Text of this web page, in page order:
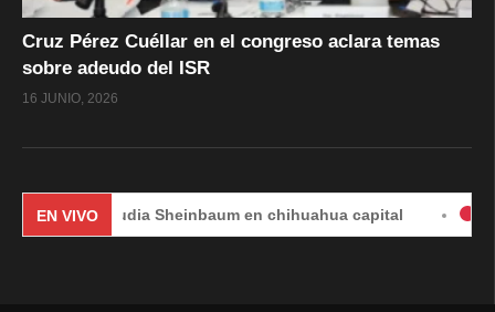
Cruz Pérez Cuéllar en el congreso aclara temas
sobre adeudo del ISR
16 JUNIO, 2026
EN VIVO
Claudia Sheinbaum en chihuahua capital #EnVivo |